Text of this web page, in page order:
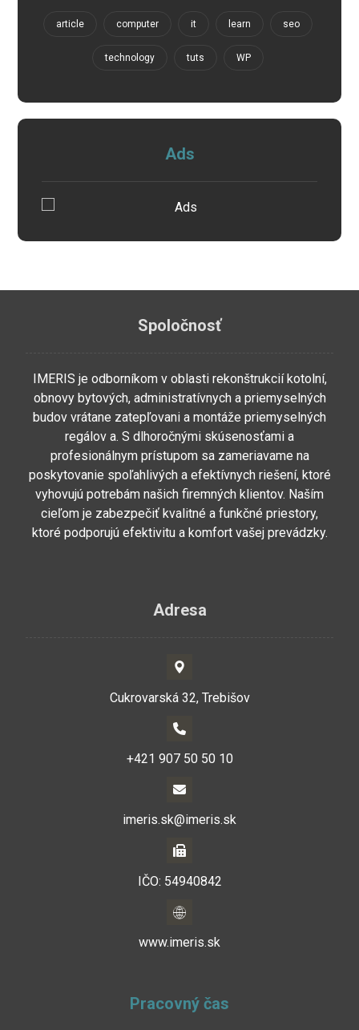
article computer it learn seo
technology tuts WP
Ads
Spoločnosť
IMERIS je odborníkom v oblasti rekonštrukcií kotolní,
obnovy bytových, administratívnych a priemyselných
budov vrátane zatepľovani a montáže priemyselných
regálov a. S dlhoročnými skúsenosťami a
profesionálnym prístupom sa zameriavame na
poskytovanie spoľahlivých a efektívnych riešení, ktoré
vyhovujú potrebám našich firemných klientov. Naším
cieľom je zabezpečiť kvalitné a funkčné priestory,
ktoré podporujú efektivitu a komfort vašej prevádzky.
Adresa
Cukrovarská 32, Trebišov
+421 907 50 50 10
imeris.sk@imeris.sk
IČO: 54940842
www.imeris.sk
Pracovný čas